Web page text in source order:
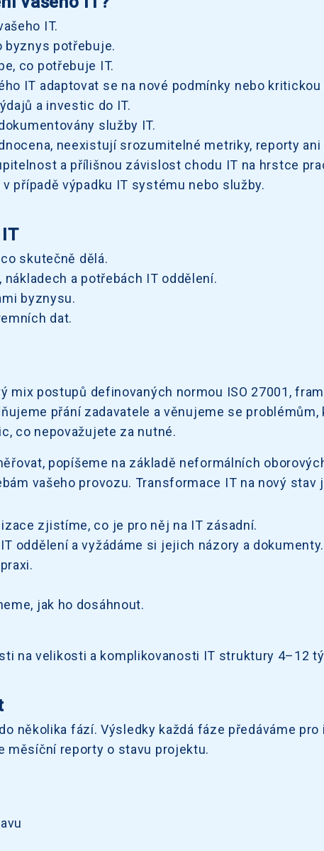
IT.
byznys potřebuje.
co potřebuje IT.
IT adaptovat se na nové podmínky nebo
a investic do IT.
služby IT.
neexistují srozumitelné metriky, reporty ani
a přílišnou závislost chodu IT na hrstce
případě výpadku IT systému nebo služby.
skutečně dělá.
a potřebách IT oddělení.
byznysu.
dat.
mix postupů definovaných normou ISO 27001,
přání zadavatele a věnujeme se
co nepovažujete za nutné.
popíšeme na základě neformálních
vašeho provozu. Transformace IT na nový
zjistíme, co je pro něj na IT zásadní.
oddělení a vyžádáme si jejich názory a dokumenty.
jak ho dosáhnout.
na velikosti a komplikovanosti IT struktury 4–12
několika fází. Výsledky každá fáze předáváme
měsíční reporty o stavu projektu.